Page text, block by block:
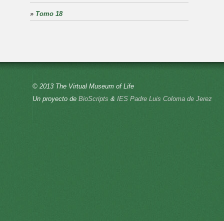
» Tomo 18
© 2013 The Virtual Museum of Life
Un proyecto de BioScripts & IES Padre Luis Coloma de Jerez